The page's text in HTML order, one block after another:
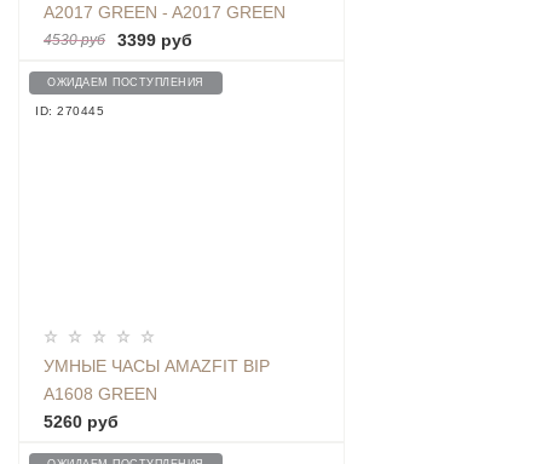
A2017 GREEN - A2017 GREEN
4530 руб 3399 руб
ОЖИДАЕМ ПОСТУПЛЕНИЯ
ID: 270445
УМНЫЕ ЧАСЫ AMAZFIT BIP
A1608 GREEN
5260 руб